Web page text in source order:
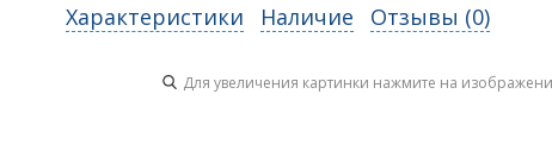
Характеристики Наличие Отзывы (0)
Для увеличения картинки нажмите на